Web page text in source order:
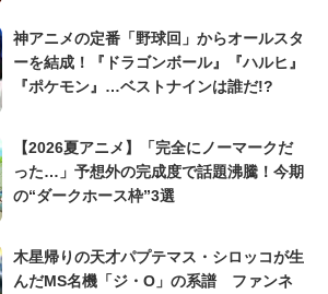
神アニメの定番「野球回」からオールスタ
ーを結成！『ドラゴンボール』『ハルヒ』
『ポケモン』…ベストナインは誰だ!?
【2026夏アニメ】「完全にノーマークだ
った…」予想外の完成度で話題沸騰！今期
の“ダークホース枠”3選
木星帰りの天才パプテマス・シロッコが生
んだMS名機「ジ・O」の系譜 ファンネ